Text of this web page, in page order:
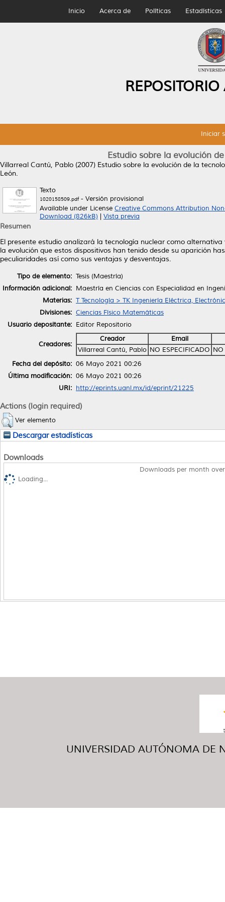
Inicio Acerca de Políticas Estadísticas
Iniciar
Estudio sobre la evolución
Villarreal Cantú, Pablo (2007) Estudio sobre la evolución de la
León.
Texto
1020158509.pdf- Versión provisional
Available under License Creative Commons Attribution
Download (826kB)
Vista previa
Resumen
El presente estudio analizará la tecnología nuclear como
la evolución que estos dispositivos han tenido desde su aparición
peculiaridades así como sus ventajas y desventajas.
Tipo de elemento: Tesis (Maestría)
Información adicional: Maestría en Ciencias con Especialidad en
Materias: T Tecnología > TK Ingeniería Eléctrica,
Divisiones: Ciencias Físico Matemáticas
Usuario depositante: Editor Repositorio
Creadores:
Creador
Email
Villarreal Cantú, Pablo NO ESPECIFICADO NO
Fecha del depósito: 06 Mayo 2021 00:26
Última modificación: 06 Mayo 2021 00:26
URI: http://eprints.uanl.mx/id/eprint/21225
Actions (login required)
Ver elemento
Descargar estadísticas
Downloads
Downloads per month
Loading...
UNIVERSIDAD AUTÓNOMA DE